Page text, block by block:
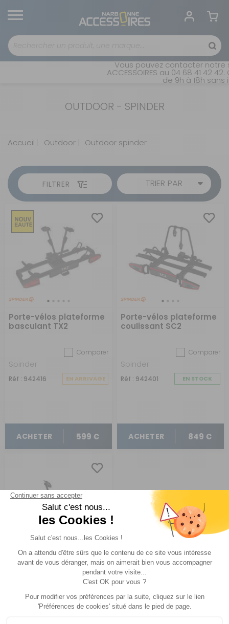
Vous pouvez contacter notre
ACCESSOIRES au 04 68 41 42
de 9h à 18h sans
OUTDOOR - SPINDER
Accueil Outdoor Outdoor spinder
FILTRER TRIER PAR
Porte-vélos plateforme
basculant TX2
Comparer
Spinder
Réf : 942416 EN ARRIVAGE
ACHETER 599 €
Porte-vélos plateforme
coulissant SC2
Comparer
Spinder
Réf : 942401 EN STOCK
ACHETER 849 €
Porte-vélos compact
Comparer